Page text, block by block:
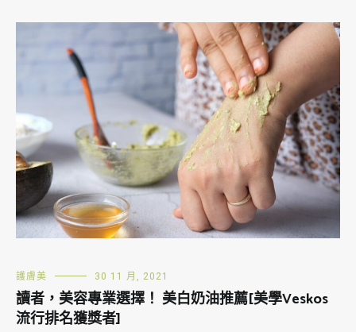
護膚美 30 11 月, 2021
讀者，美容專業選擇！ 美白奶油推薦[美學Veskos
流行排名獲獎者]